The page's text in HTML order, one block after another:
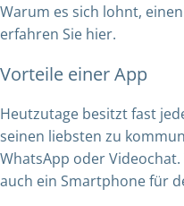
Warum es sich lohnt,
erfahren Sie hier.
Vorteile einer App
Heutzutage besitzt fast
seinen liebsten zu
WhatsApp oder
auch ein Smartphone für